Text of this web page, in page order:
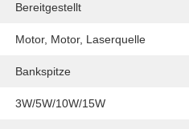
Bereitgestellt
Motor, Motor, Laserquelle
Bankspitze
3W/5W/10W/15W